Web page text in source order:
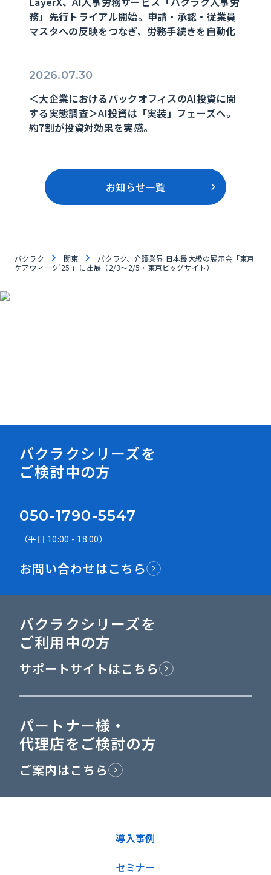
務」先行トライアル開始。申請・承認・従業員
マスタへの反映をつなぎ、労務手続きを自動化
2026.07.30
＜大企業におけるバックオフィスのAI投資に関
する実態調査＞AI投資は「実装」フェーズへ。
約7割が投資対効果を実感。
お知らせ一覧
バクラク 関東
バクラク、介護業界 日本最大級の展示会「東京
ケアウィーク’25 」に出展（2/3〜2/5・東京ビッグサイト）
バクラクシリーズを
ご検討中の方
050-1790-5547
（平日 10:00 - 18:00）
お問い合わせはこちら
バクラクシリーズを
ご利用中の方
サポートサイトはこちら
パートナー様・
代理店をご検討の方
ご案内はこちら
導入事例
セミナー